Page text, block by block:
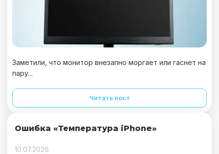
Заметили, что монитор внезапно моргает или гаснет на
пару...
Читать пост
Ошибка «Температура iPhone»
10.07.2026